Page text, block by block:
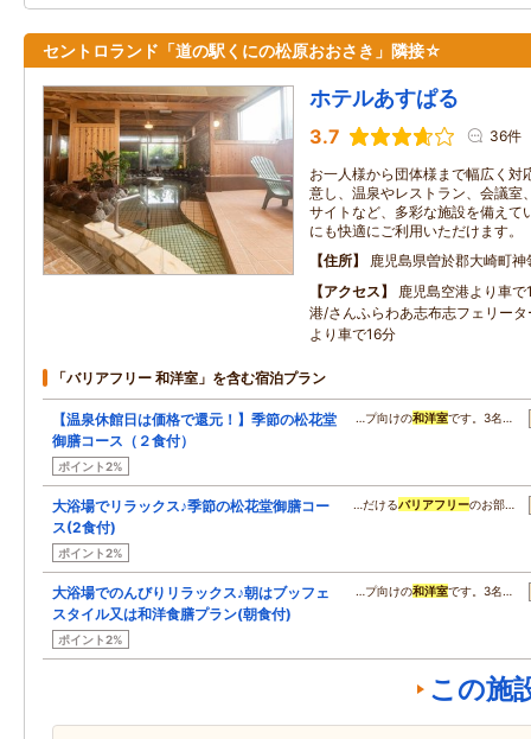
セントロランド「道の駅くにの松原おおさき」隣接☆
ホテルあすぱる
3.7 36件
お一人様から団体様まで幅広く対
意し、温泉やレストラン、会議室
サイトなど、多彩な施設を備えて
にも快適にご利用いただけます。
住所
鹿児島県曽於郡大崎町神
アクセス
鹿児島空港より車
港/さんふらわあ志布志フェリー
より車で16分
「バリアフリー 和洋室」を含む宿泊プラン
【温泉休館日は価格で還元！】季節の松花堂
御膳コース（２食付）
ポイント2%
…プ向けの和洋室です。3名…
大浴場でリラックス♪季節の松花堂御膳コー
ス(2食付)
ポイント2%
…だけるバリアフリーのお部…
大浴場でのんびりリラックス♪朝はブッフェ
スタイル又は和洋食膳プラン(朝食付)
ポイント2%
…プ向けの和洋室です。3名…
この施